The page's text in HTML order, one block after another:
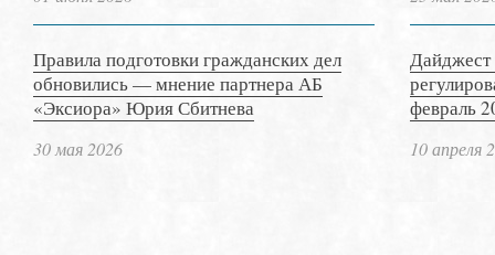
Правила подготовки гражданских дел
обновились — мнение партнера АБ
«Эксиора» Юрия Сбитнева
30 мая 2026
Дайджест
февраль
10 апреля